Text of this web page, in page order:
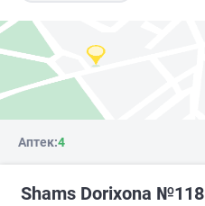
Аптек:4
Shams Dorixona №118